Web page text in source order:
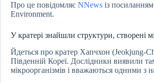
Про це повідомляє NNews із
Environment.
У кратері знайшли структури, створені
Йдеться про кратер Хапчхон (Jeokjung-
Південній Кореї. Дослідники виявили
мікроорганізмів і вважаються одними з